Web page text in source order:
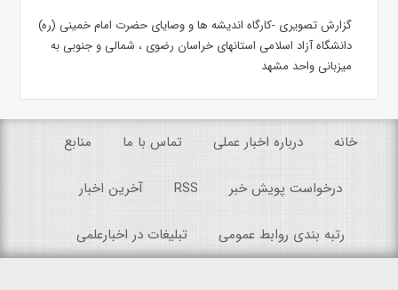
گزارش تصویری -کارگاه اندیشه ها و وصایای حضرت امام خمینی (ره)
دانشگاه آزاد اسلامی استانهای خراسان رضوی ، شمالی و جنوبی به
میزبانی واحد مشهد
خانه درباره اخبار عملی تماس با ما منابع
درخواست پویش خبر RSS آخرین اخبار
رتبه بندی روابط عمومی تبلیغات در اخبارعلمی